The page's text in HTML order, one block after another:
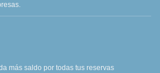
más saldo por todas tus reservas